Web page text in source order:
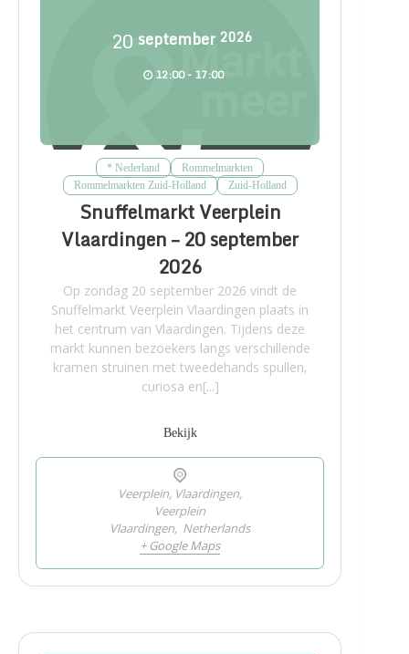
20 september 2026
12:00 - 17:00
* Nederland
Rommelmarkten
Rommelmarkten Zuid-Holland
Zuid-Holland
Snuffelmarkt Veerplein
Vlaardingen – 20 september
2026
Op zondag 20 september 2026 vindt de
Snuffelmarkt Veerplein Vlaardingen plaats in
het centrum van Vlaardingen. Tijdens deze
markt kunnen bezoekers langs verschillende
kramen struinen met tweedehands spullen,
curiosa en[...]
Bekijk
Veerplein, Vlaardingen,
Veerplein
Vlaardingen, Netherlands
+ Google Maps